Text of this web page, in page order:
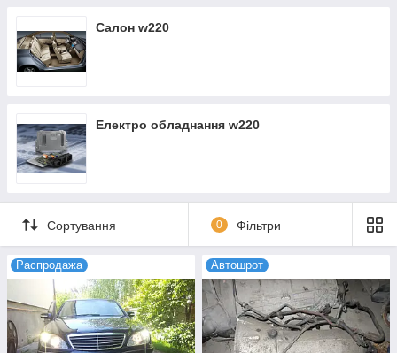
Салон w220
Електро обладнання w220
Сортування 0 Фільтри
Распродажа Автошрот